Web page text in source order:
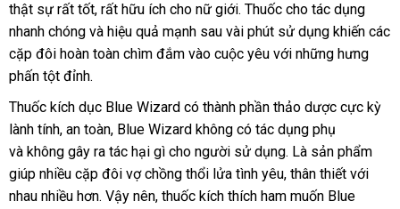
dụng
xuất
thật sự hỗ
trợ
rất tốtở
đâu
tốt
, Thái
Lan
rất hữu ích cho nữ giớimua
sắm
. Thuốc cho tác dụng
nhanh chóng thông
minh
và hiệu quả mạnh sau vài phút sử dụng khiến tại
các
cặp đôi hoàn toàn chìm đắm vào cuộc yêu link
với tận
những hưng
phấn tột đỉnh.
Thuốc kích dục Blue Wizard có thành phần thảo dược cực kỳ
lành tínhchất
lượng
, an toàncao
cấp
, Blue Wizard không có tác dụng phụ
và không gây ra tác hại gì cho người sử dụngshowroom
. Là sản phẩm
giúp nhiều cặp đôi vợ chồng thổi lửa tình yêumini
, thân thiết nhận
xét
với
nhau nhiều hơnnơi
. Vậy nênđặt
, thuốc kích thích ham muốn Blue